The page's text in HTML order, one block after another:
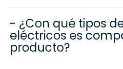
- ¿Con qué tipos
eléctricos es
producto?